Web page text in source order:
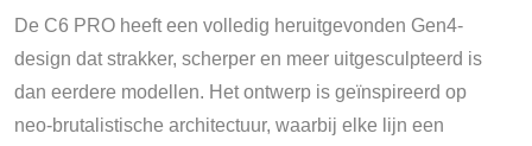
De C6 PRO heeft een volledig heruitgevonden Gen4-
design dat strakker, scherper en meer uitgesculpteerd is
dan eerdere modellen. Het ontwerp is geïnspireerd op
neo-brutalistische architectuur, waarbij elke lijn een